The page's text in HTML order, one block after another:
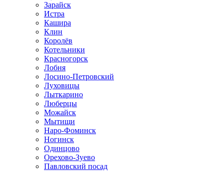
Зарайск
Истра
Кашира
Клин
Королёв
Котельники
Красногорск
Лобня
Лосино-Петровский
Луховицы
Лыткарино
Люберцы
Можайск
Мытищи
Наро-Фоминск
Ногинск
Одинцово
Орехово-Зуево
Павловский посад